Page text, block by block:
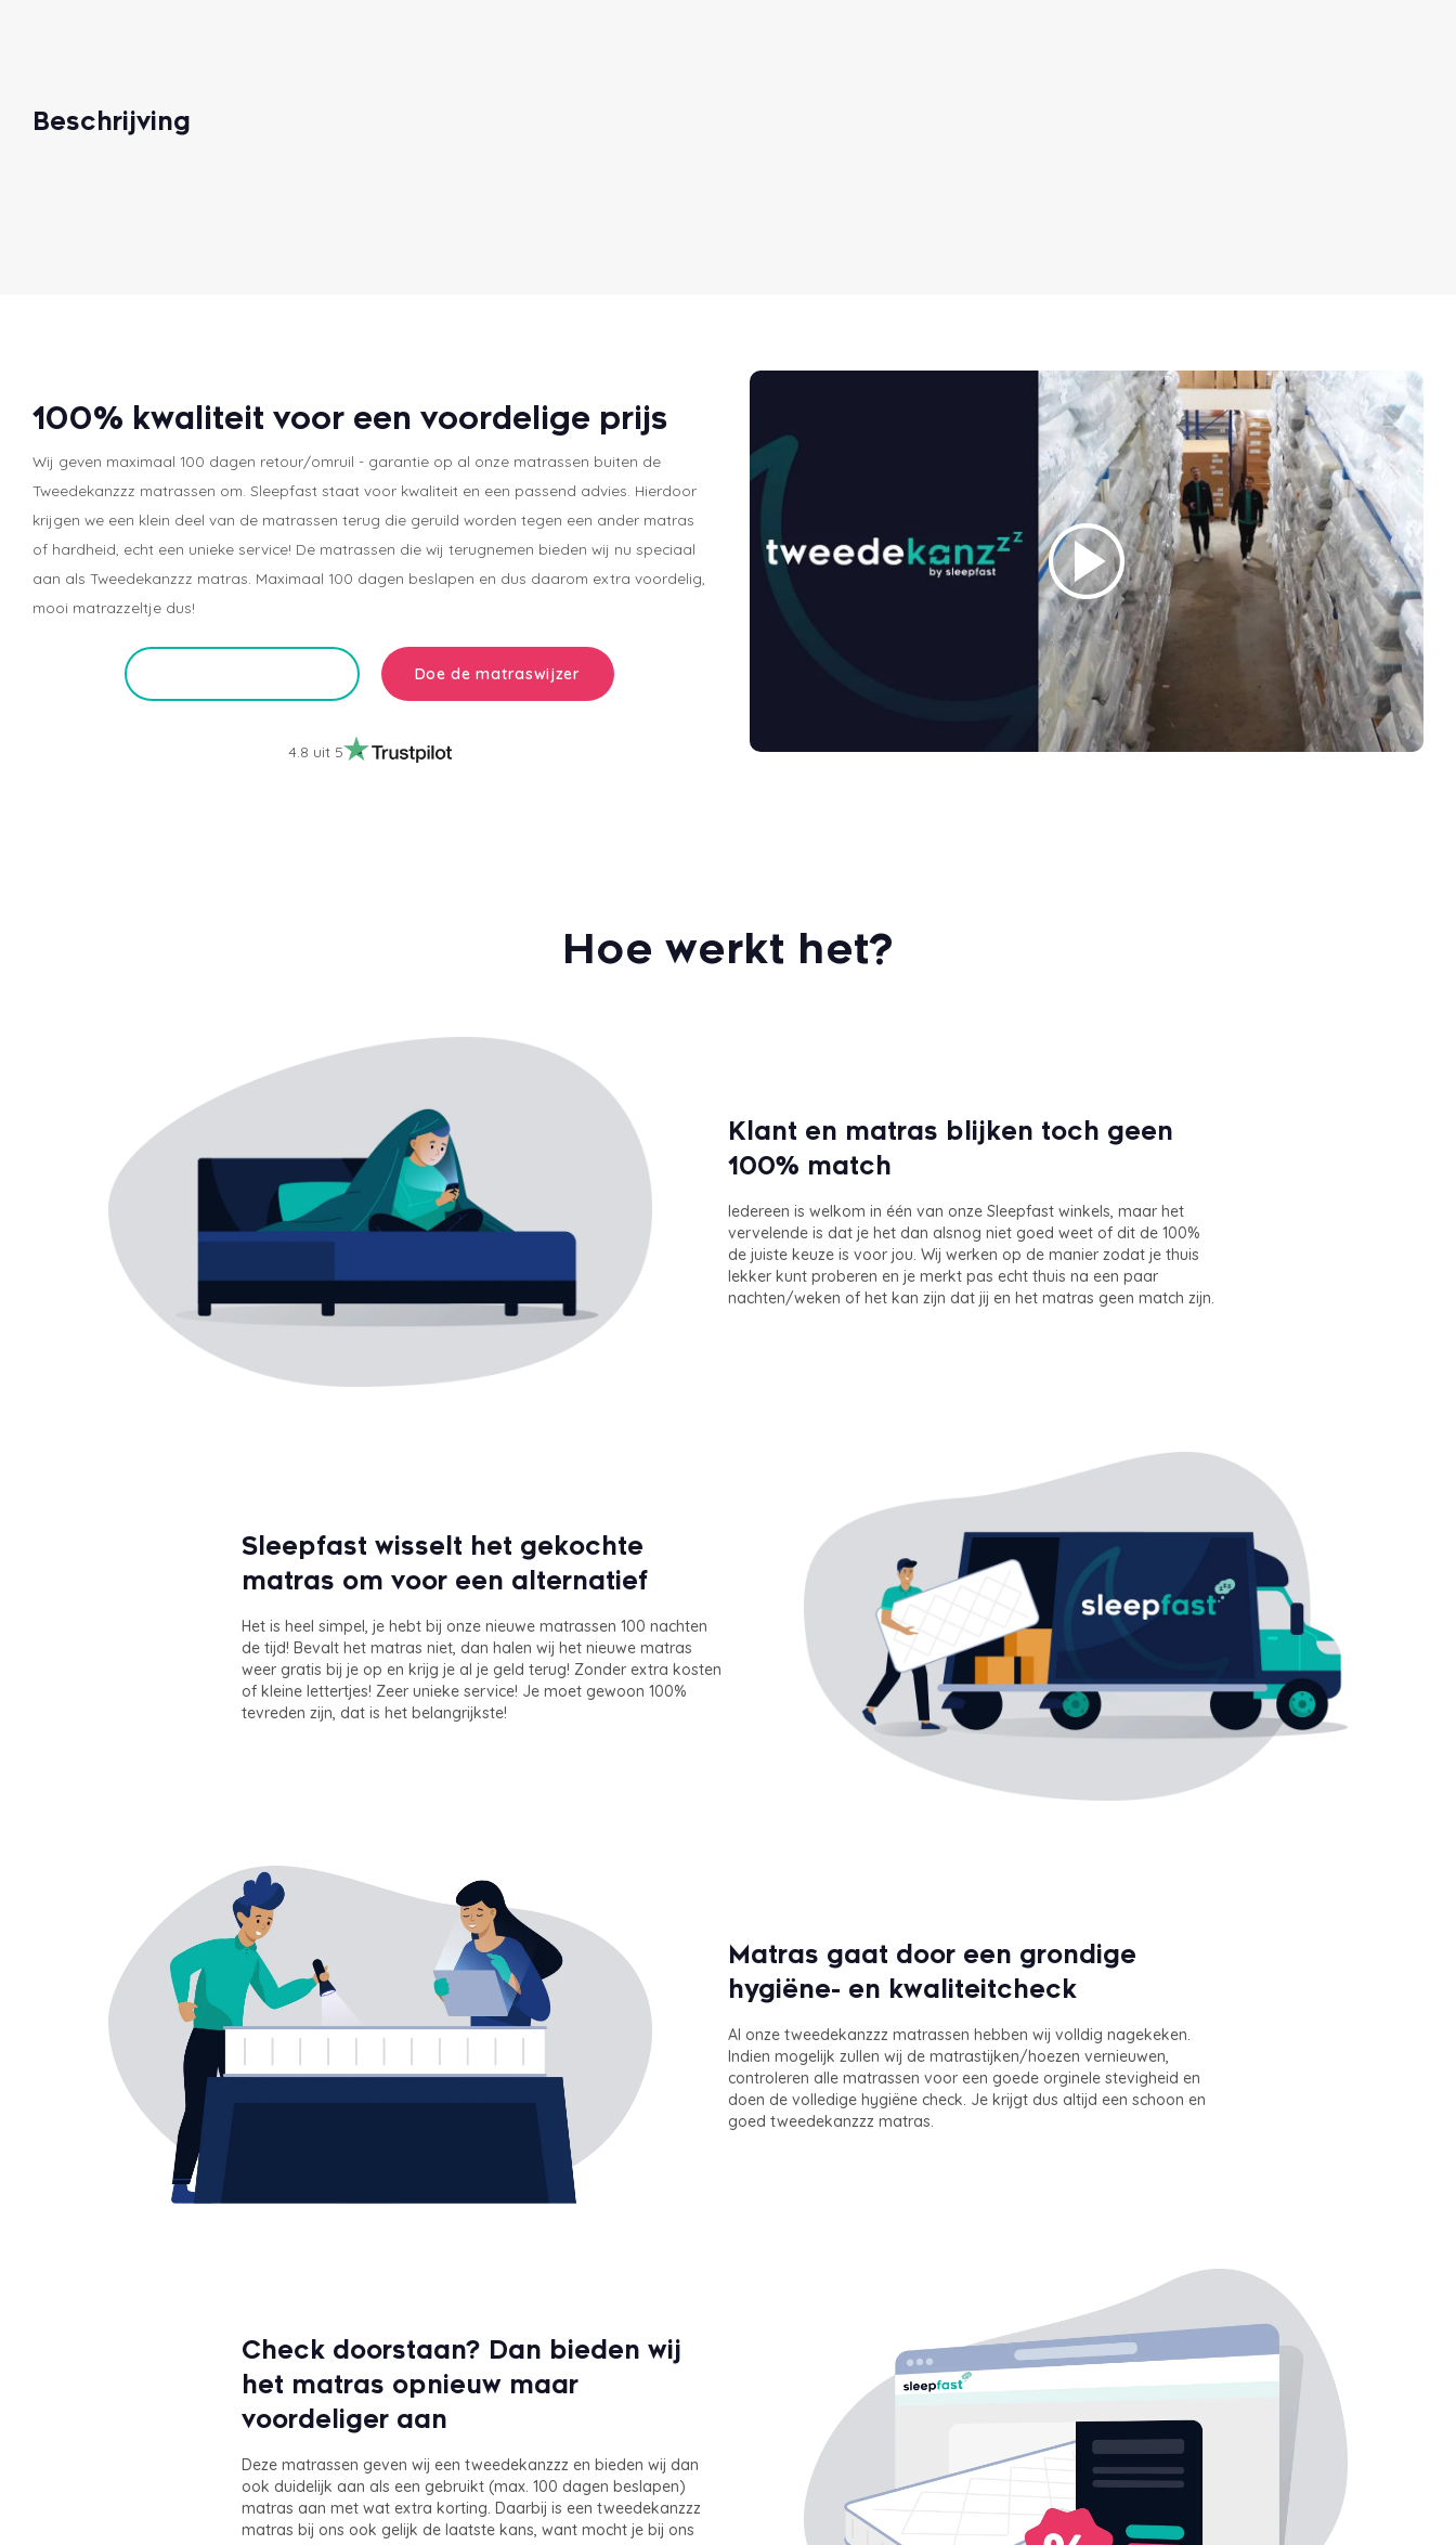
Beschrijving
100% kwaliteit voor een voordelige prijs
Wij geven maximaal 100 dagen retour/omruil - garantie op al onze matrassen buiten de
Tweedekanzzz matrassen om. Sleepfast staat voor kwaliteit en een passend advies. Hierdoor
krijgen we een klein deel van de matrassen terug die geruild worden tegen een ander matras
of hardheid, echt een unieke service! De matrassen die wij terugnemen bieden wij nu speciaal
aan als Tweedekanzzz matras. Maximaal 100 dagen beslapen en dus daarom extra voordelig,
mooi matrazzeltje dus!
Doe de matraswijzer
4.8 uit 5
Hoe werkt het?
Klant en matras blijken toch geen
100% match
Iedereen is welkom in één van onze Sleepfast winkels, maar het
vervelende is dat je het dan alsnog niet goed weet of dit de 100%
de juiste keuze is voor jou. Wij werken op de manier zodat je thuis
lekker kunt proberen en je merkt pas echt thuis na een paar
nachten/weken of het kan zijn dat jij en het matras geen match zijn.
Sleepfast wisselt het gekochte
matras om voor een alternatief
Het is heel simpel, je hebt bij onze nieuwe matrassen 100 nachten
de tijd! Bevalt het matras niet, dan halen wij het nieuwe matras
weer gratis bij je op en krijg je al je geld terug! Zonder extra kosten
of kleine lettertjes! Zeer unieke service! Je moet gewoon 100%
tevreden zijn, dat is het belangrijkste!
Matras gaat door een grondige
hygiëne- en kwaliteitcheck
Al onze tweedekanzzz matrassen hebben wij volldig nagekeken.
Indien mogelijk zullen wij de matrastijken/hoezen vernieuwen,
controleren alle matrassen voor een goede orginele stevigheid en
doen de volledige hygiëne check. Je krijgt dus altijd een schoon en
goed tweedekanzzz matras.
Check doorstaan? Dan bieden wij
het matras opnieuw maar
voordeliger aan
Deze matrassen geven wij een tweedekanzzz en bieden wij dan
ook duidelijk aan als een gebruikt (max. 100 dagen beslapen)
matras aan met wat extra korting. Daarbij is een tweedekanzzz
matras bij ons ook gelijk de laatste kans, want mocht je bij ons